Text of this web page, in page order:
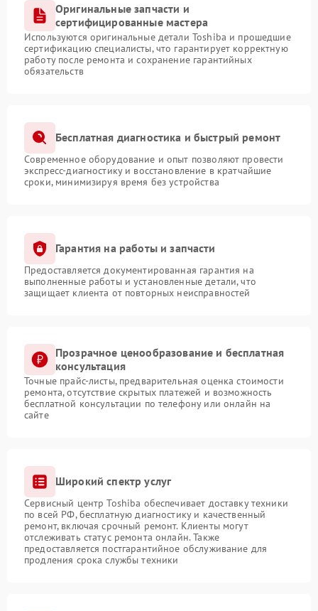
Оригинальные запчасти и
сертифицированные мастера
Используются оригинальные детали Toshiba и прошедшие
сертификацию специалисты, что гарантирует корректную
работу после ремонта и сохранение гарантийных
обязательств
Бесплатная диагностика и быстрый ремонт
Современное оборудование и опыт позволяют провести
экспресс-диагностику и восстановление в кратчайшие
сроки, минимизируя время без устройства
Гарантия на работы и запчасти
Предоставляется документированная гарантия на
выполненные работы и установленные детали, что
защищает клиента от повторных неисправностей
Прозрачное ценообразование и бесплатная
консультация
Точные прайс-листы, предварительная оценка стоимости
ремонта, отсутствие скрытых платежей и возможность
бесплатной консультации по телефону или онлайн на
сайте
Широкий спектр услуг
Сервисный центр Toshiba обеспечивает доставку техники
по всей РФ, бесплатную диагностику и качественный
ремонт, включая срочный ремонт. Клиенты могут
отслеживать статус ремонта онлайн. Также
предоставляется постгарантийное обслуживание для
продления срока службы техники